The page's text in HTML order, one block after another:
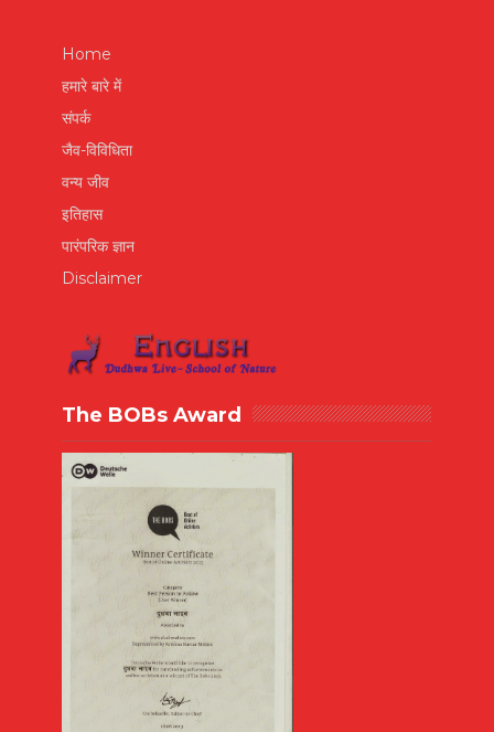
Home
हमारे बारे में
संपर्क
जैव-विविधिता
वन्य जीव
इतिहास
पारंपरिक ज्ञान
Disclaimer
The BOBs Award